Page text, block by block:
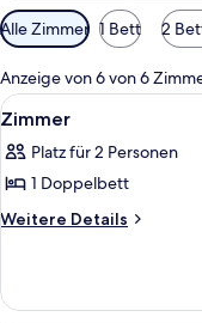
Verfügbare
Filter
für
Zimmer
Alle Zimmer 1 Bett 2
Anzeige von 6 von 6
Alle
Fotos
für
Zimmer
anzeigen
9
Zimmer
Platz für 2 Personen
1 Doppelbett
Weitere Details
Weitere